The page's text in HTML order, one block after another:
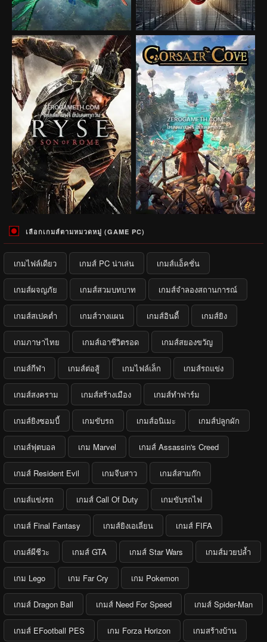
เลือกเกมส์ตามหมวดหมู่ (GAME PC)
เกมไฟล์เดียว เกมส์ PC น่าเล่น เกมส์แอ็คชั่น
เกมส์ผจญภัย เกมส์สวมบทบาท เกมส์จำลองสถานการณ์
เกมส์สเปคต่ำ เกมส์วางแผน เกมส์อินดี้ เกมส์ยิง
เกมภาษาไทย เกมส์เอาชีวิตรอด เกมส์สยองขวัญ
เกมส์กีฬา เกมส์ต่อสู้ เกมไฟล์เล็ก เกมส์รถแข่ง
เกมส์สงคราม เกมส์สร้างเมือง เกมส์ทำฟาร์ม
เกมส์ยิงซอมบี้ เกมขับรถ เกมส์อนิเมะ เกมส์ปลูกผัก
เกมส์ฟุตบอล เกม Marvel เกมส์ Assassin's Creed
เกมส์ Resident Evil เกมจีบสาว เกมส์สามก๊ก
เกมส์แข่งรถ เกมส์ Call Of Duty เกมขับรถไฟ
เกมส์ Final Fantasy เกมส์ยิงเอเลี่ยน เกมส์ FIFA
เกมส์ผีชีวะ เกมส์ GTA เกมส์ Star Wars เกมส์มวยปล้ำ
เกม Lego เกม Far Cry เกม Pokemon
เกมส์ Dragon Ball เกมส์ Need For Speed เกมส์ Spider-Man
เกมส์ EFootball PES เกม Forza Horizon เกมสร้างบ้าน